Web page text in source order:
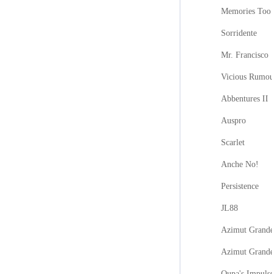
Memories Too
Sorridente
Mr. Francisco
Vicious
Abbentures II
Auspro
Scarlet
Anche No!
Persistence
JL88
Azimut
Azimut